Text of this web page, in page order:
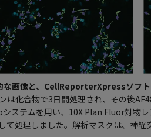
画像と、CellReporterXpressソフ
は化合物で3日間処理され、その後
ステムを用い、10X Plan Fluor対物
処理しました。解析マスクは、神経